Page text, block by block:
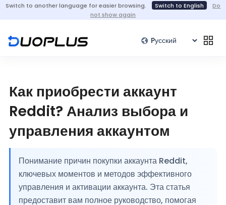
Switch to another language for easier browsing. Switch to English
Do
not show again
Как приобрести аккаунт
Reddit? Анализ выбора и
управления аккаунтом
Понимание причин покупки аккаунта Reddit,
ключевых моментов и методов эффективного
управления и активации аккаунта. Эта статья
предоставит вам полное руководство, помогая